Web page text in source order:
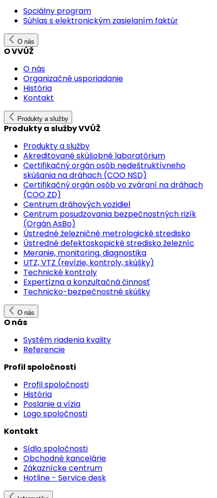
Sociálny program
Súhlas s elektronickým zasielaním faktúr
O nás
O VVÚŽ
O nás
Organizačné usporiadanie
História
Kontakt
Produkty a služby
Produkty a služby VVÚŽ
Produkty a služby
Akreditované skúšobné laboratórium
Certifikačný orgán osôb nedeštruktívneho
skúšania na dráhach (COO NSD)
Certifikačný orgán osôb vo zváraní na dráhach
(COO ZD)
Centrum dráhových vozidiel
Centrum posudzovania bezpečnostných rizík
(Orgán AsBo)
Ústredné železničné metrologické stredisko
Ústredné defektoskopické stredisko železníc
Meranie, monitoring, diagnostika
UTZ, VTZ (revízie, kontroly, skúšky)
Technické kontroly
Expertízna a konzultačná činnosť
Technicko-bezpečnostné skúšky
O nás
O nás
Systém riadenia kvality
Referencie
Profil spoločnosti
Profil spoločnosti
História
Poslanie a vízia
Logo spoločnosti
Kontakt
Sídlo spoločnosti
Obchodné kancelárie
Zákaznícke centrum
Hotline - Service desk